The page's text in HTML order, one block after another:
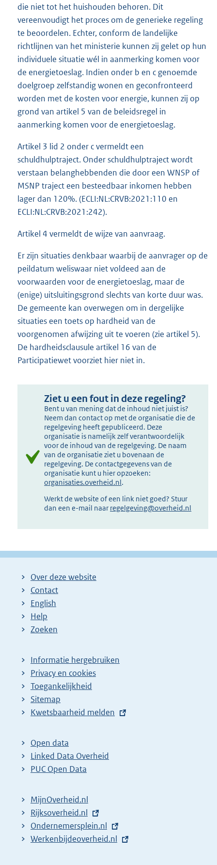
die niet tot het huishouden behoren. Dit
vereenvoudigt het proces om de generieke regeling
te beoordelen. Echter, conform de landelijke
richtlijnen van het ministerie kunnen zij gelet op hun
individuele situatie wél in aanmerking komen voor
de energietoeslag. Indien onder b en c genoemde
doelgroep zelfstandig wonen en geconfronteerd
worden met de kosten voor energie, kunnen zij op
grond van artikel 5 van de beleidsregel in
aanmerking komen voor de energietoeslag.
Artikel 3 lid 2 onder c vermeldt een
schuldhulptraject. Onder schuldhulptraject wordt
verstaan belanghebbenden die door een WNSP of
MSNP traject een besteedbaar inkomen hebben
lager dan 120%. (ECLI:NL:CRVB:2021:110 en
ECLI:NL:CRVB:2021:242).
Artikel 4 vermeldt de wijze van aanvraag.
Er zijn situaties denkbaar waarbij de aanvrager op de
peildatum weliswaar niet voldeed aan de
voorwaarden voor de energietoeslag, maar de
(enige) uitsluitingsgrond slechts van korte duur was.
De gemeente kan overwegen om in dergelijke
situaties een toets op hardheid van de
voorgenomen afwijzing uit te voeren (zie artikel 5).
De hardheidsclausule artikel 16 van de
Participatiewet voorziet hier niet in.
Ziet u een fout in deze regeling?
Bent u van mening dat de inhoud niet juist is?
Neem dan contact op met de organisatie die de
regelgeving heeft gepubliceerd. Deze
organisatie is namelijk zelf verantwoordelijk
voor de inhoud van de regelgeving. De naam
van de organisatie ziet u bovenaan de
regelgeving. De contactgegevens van de
organisatie kunt u hier opzoeken:
organisaties.overheid.nl.
Werkt de website of een link niet goed? Stuur
dan een e-mail naar regelgeving@overheid.nl
Over deze website
Contact
English
Help
Zoeken
Informatie hergebruiken
Privacy en cookies
Toegankelijkheid
Sitemap
E
t
e
r
l
i
n
k
Kwetsbaarheid melden
Open data
Linked Data Overheid
PUC Open Data
MijnOverheid.nl
E
x
t
Rijksoverheid.nl
E
x
Ondernemersplein.nl
E
Werkenbijdeoverheid.nl